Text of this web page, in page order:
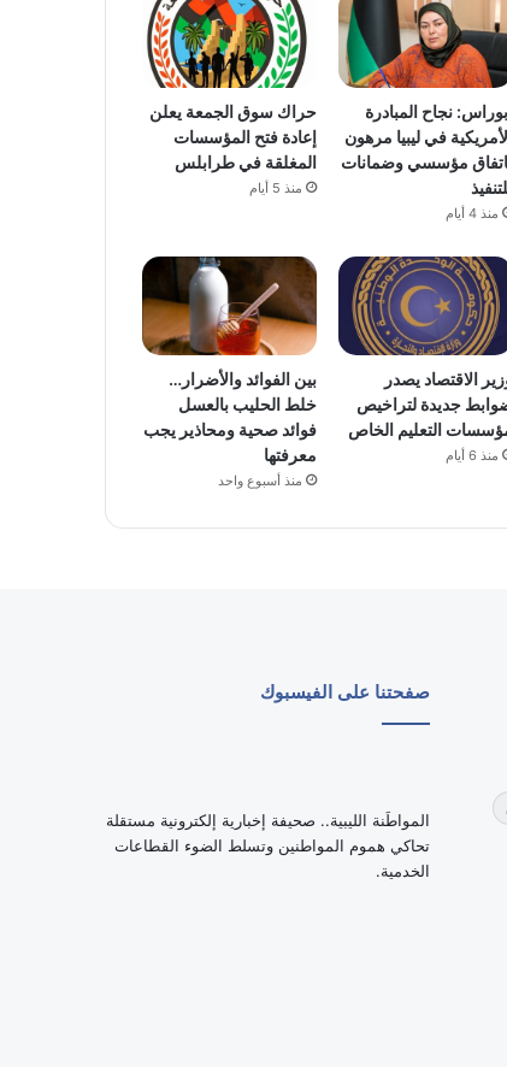
نجاح المبادرة
في ليبيا مرهون
مؤسسي وضمانات
منذ 4 أيام
حراك سوق الجمعة يعلن
إعادة فتح المؤسسات
المغلقة في طرابلس
منذ 5 أيام
الاقتصاد يصدر
جديدة لتراخيص
التعليم الخاص
منذ 6 أيام
بين الفوائد والأضرار…
خلط الحليب بالعسل
فوائد صحية ومحاذير يجب
معرفتها
منذ أسبوع واحد
صفحتنا على الفيسبوك
‏المواطَنة الليبية.. صحيفة إخبارية إلكترونية مستقلة
تحاكي هموم المواطنين وتسلط الضوء القطاعات
الخدمية.